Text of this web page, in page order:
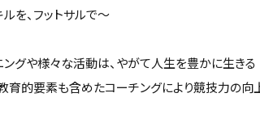
を、フットサルで～
ングや様々な活動は、やがて人生を豊かに生きる
育的要素も含めたコーチングにより競技力の向